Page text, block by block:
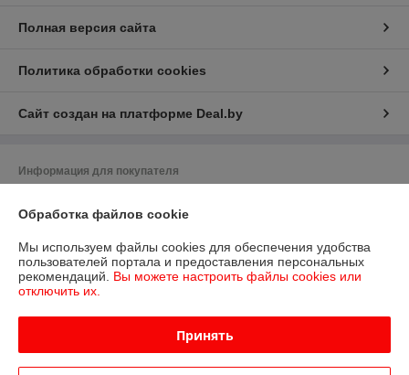
Полная версия сайта
Политика обработки cookies
Сайт создан на платформе Deal.by
Информация для покупателя
г.Минск пр.газ."Звязда"14-1-224
Регистрационный номер ЕГР: 192166111
УНП: 192166111
Дата регистрации компании: 21.11.2013
Обработка файлов cookie
Мы используем файлы cookies для обеспечения удобства
пользователей портала и предоставления персональных
рекомендаций. Вы можете настроить файлы cookies или
отключить их.
Принять